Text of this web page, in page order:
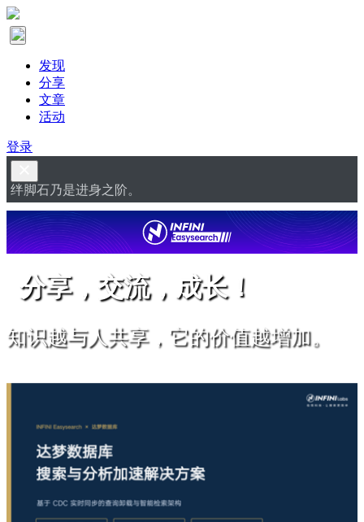
发现
分享
文章
活动
登录
绊脚石乃是进身之阶。
分享，交流，成长！
知识越与人共享，它的价值越增加。